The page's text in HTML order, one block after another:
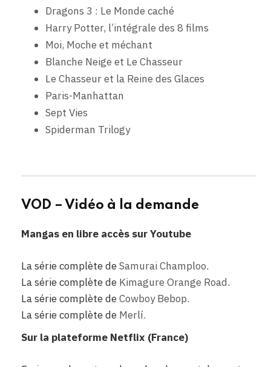
Dragons 3 : Le Monde caché
Harry Potter, l’intégrale des 8 films
Moi, Moche et méchant
Blanche Neige et Le Chasseur
Le Chasseur et la Reine des Glaces
Paris-Manhattan
Sept Vies
Spiderman Trilogy
VOD – Vidéo à la demande
Mangas en libre accès sur Youtube
La série complète deSamurai Champloo.
La série complète de Kimagure Orange Road.
La série complète deCowboy Bebop.
La série complète de Merlí.
Sur la plateforme Netflix (France)